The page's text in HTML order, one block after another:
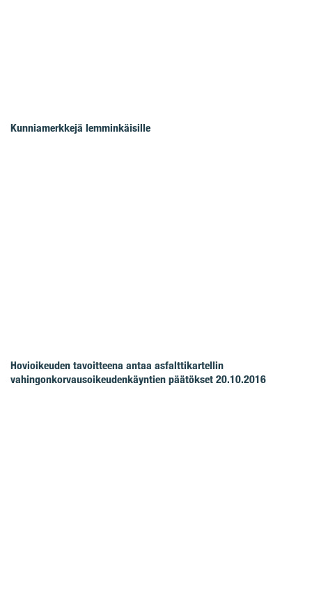
Kunniamerkkejä lemminkäisille
Hovioikeuden tavoitteena antaa asfalttikartellin
vahingonkorvausoikeudenkäyntien päätökset 20.10.2016